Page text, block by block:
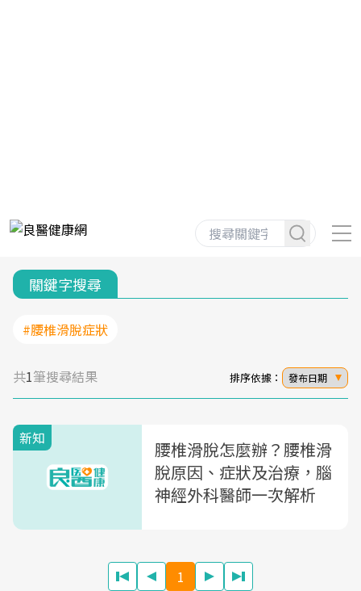
關鍵字搜尋
#腰椎滑脫症狀
共1筆搜尋結果 排序依據： 發布日期
新知
腰椎滑脫怎麼辦？腰椎滑
脫原因、症狀及治療，腦
神經外科醫師一次解析
1